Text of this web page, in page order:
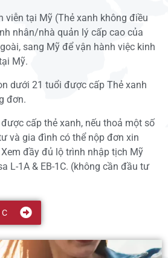
viễn tại Mỹ (Thẻ xanh không điều
nhân/nhà quản lý cấp cao của
sang Mỹ để vận hành việc kinh
Mỹ.
dưới 21 tuổi được cấp Thẻ xanh
đơn.
cấp thẻ xanh, nếu thoả một số
và gia đình có thể nộp đơn xin
đầy đủ lộ trình nhập tịch Mỹ
L-1A & EB-1C. (không cần đầu tư